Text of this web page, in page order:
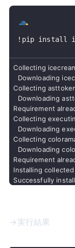
!pip install
Collecting
Downloading
Collecting
Downloading
→実行結果